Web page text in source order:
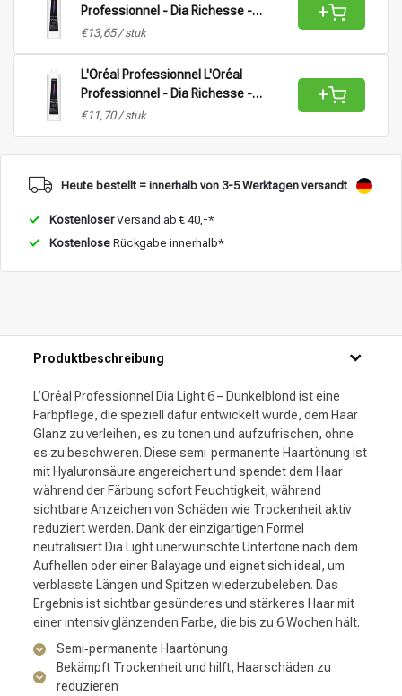
Professionnel - Dia Richesse -
Aktivator Vol 9 (2,7%) |
1L
€13,65 / stuk
+
L'Oréal Professionnel L'Oréal
Professionnel - Dia Richesse -
Aktivator Vol 15 (4,5%) |
€11,70 / stuk
+
Heute bestellt = innerhalb von 3-5 Werktagen versandt
KostenloserVersand ab € 40,-*
Kostenlose Rückgabe innerhalb*
Produktbeschreibung
L’Oréal Professionnel Dia Light 6 – Dunkelblond ist eine
Farbpflege, die speziell dafür entwickelt wurde, dem Haar
Glanz zu verleihen, es zu tonen und aufzufrischen, ohne
es zu beschweren. Diese semi‑permanente Haartönung ist
mit Hyaluronsäure angereichert und spendet dem Haar
während der Färbung sofort Feuchtigkeit, während
sichtbare Anzeichen von Schäden wie Trockenheit aktiv
reduziert werden. Dank der einzigartigen Formel
neutralisiert Dia Light unerwünschte Untertöne nach dem
Aufhellen oder einer Balayage und eignet sich ideal, um
verblasste Längen und Spitzen wiederzubeleben. Das
Ergebnis ist sichtbar gesünderes und stärkeres Haar mit
einer intensiv glänzenden Farbe, die bis zu 6 Wochen hält.
Semi‑permanente Haartönung
Bekämpft Trockenheit und hilft, Haarschäden zu
reduzieren